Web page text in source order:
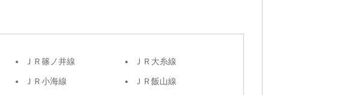
ＪＲ篠ノ井線 ＪＲ大糸線
ＪＲ小海線 ＪＲ飯山線